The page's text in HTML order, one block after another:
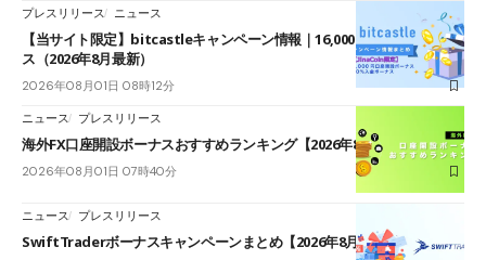
プレスリリース ニュース
【当サイト限定】bitcastleキャンペーン情報｜16,000円口座開設ボーナ
ス（2026年8月最新）
2026年08月01日 08時12分
ニュース プレスリリース
海外FX口座開設ボーナスおすすめランキング【2026年8月最新】
2026年08月01日 07時40分
ニュース プレスリリース
SwiftTraderボーナスキャンペーンまとめ【2026年8月最新】